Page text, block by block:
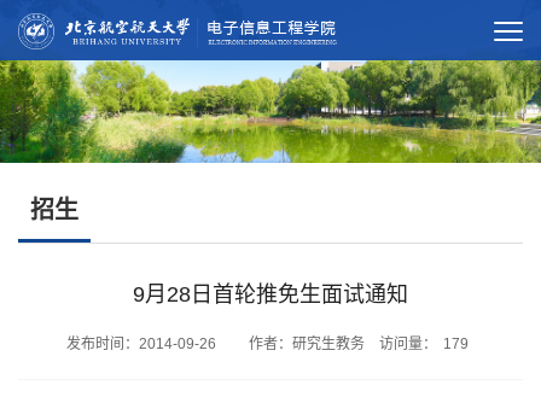
招生
9月28日首轮推免生面试通知
发布时间：2014-09-26 作者：研究生教务 访问量： 179